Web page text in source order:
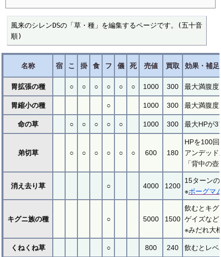
風来のシレンDSの「草・種」を編集するページです。(五十音
順)
名称 宿 こ 掛 食 フ 儀 死 売値 買取 効果・補足
胃拡張の種 ○ ○ ○ ○ ○ ○ 1000 300 最大満腹度
胃縮小の種 ○ 1000 300 最大満腹度
命の草 ○ ○ ○ ○ ○ 1000 300 最大HPが3
弟切草 ○ ○ ○ ○ ○ ○ 600 180
HPを100
アンデッ
「背中の
消え去り草 ○ 4000 1200
15ターン
※ボーグマ
キグニ族の種 ○ 5000 1500
飲むとキグ
ゲイズなど
※みだれ大
くねくね草 ○ 800 240 飲むとレベ